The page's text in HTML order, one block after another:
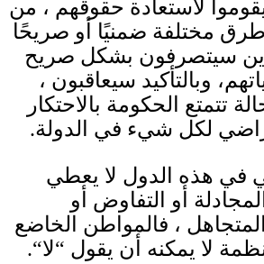
لاستعادة حقوقهم ، من
مختلفة ضمنيًا أو صريحًا
سيتصرفون بشكل صريح
وبالتأكيد سيعاقبون ،
تتمتع الحكومة بالاحتكار
لكل شيء في الدولة.
في هذه الدول لا يعطي
أو التفاوض أو
، فالمواطن الخاضع
لا يمكنه أن يقول “لا“.